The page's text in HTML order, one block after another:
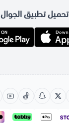
تحميل تطبيق الجوال